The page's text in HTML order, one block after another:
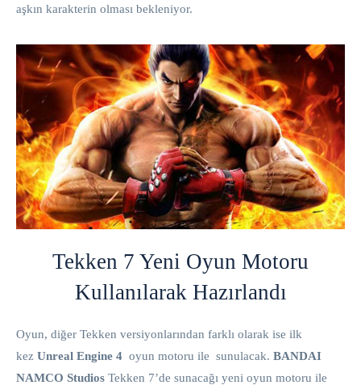
aşkın karakterin olması bekleniyor.
Tekken 7 Yeni Oyun Motoru
Kullanılarak Hazırlandı
Oyun, diğer Tekken versiyonlarından farklı olarak ise ilk
kez Unreal Engine 4 oyun motoru ile sunulacak. BANDAI
NAMCO Studios Tekken 7’de sunacağı yeni oyun motoru ile